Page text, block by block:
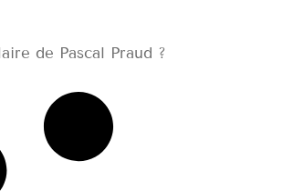
de Pascal Praud ?